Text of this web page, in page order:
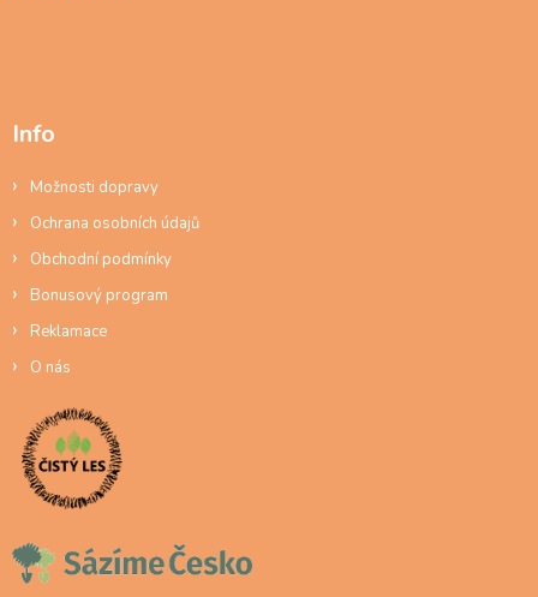
Info
Možnosti dopravy
Ochrana osobních údajů
Obchodní podmínky
Bonusový program
Reklamace
O nás